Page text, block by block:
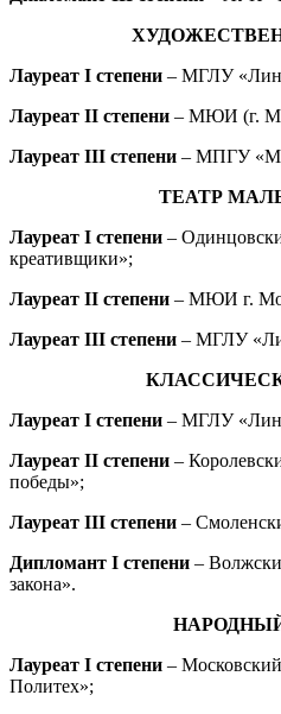
Лауреат I степени – МГЛУ
Лауреат II степени – МЮИ (г.
Лауреат III степени – МПГУ
ТЕАТР
Лауреат I степени –
креативщики»;
Лауреат II степени – МЮИ г.
Лауреат III степени – МГЛУ
Лауреат I степени – МГЛУ
Лауреат II степени –
победы»;
Лауреат III степени –
Дипломант I степени –
закона».
Лауреат I степени –
Политех»;